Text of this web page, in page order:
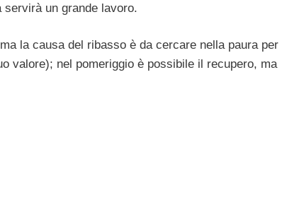
un grande lavoro.
la causa del ribasso è da cercare nella paura per
valore); nel pomeriggio è possibile il recupero, ma